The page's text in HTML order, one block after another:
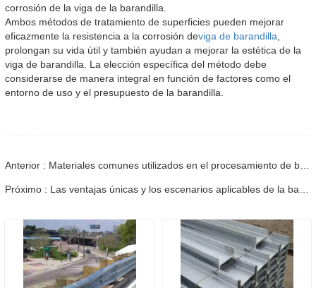
corrosión de la viga de la barandilla.
Ambos métodos de tratamiento de superficies pueden mejorar
eficazmente la resistencia a la corrosión deviga de barandilla
prolongan su vida útil y también ayudan a mejorar la estética de la
viga de barandilla. La elección específica del método debe
considerarse de manera integral en función de factores como el
entorno de uso y el presupuesto de la barandilla.